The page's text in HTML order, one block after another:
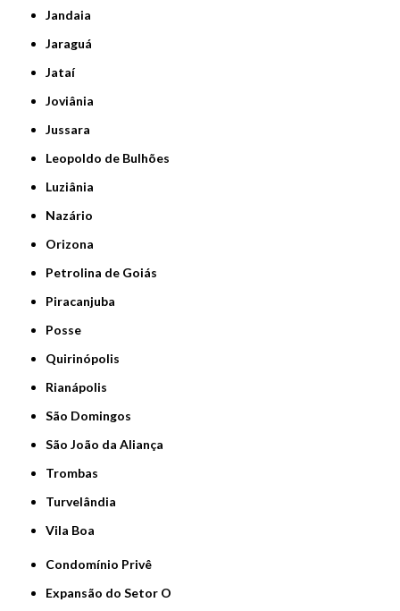
Jandaia
Jaraguá
Jataí
Joviânia
Jussara
Leopoldo de Bulhões
Luziânia
Nazário
Orizona
Petrolina de Goiás
Piracanjuba
Posse
Quirinópolis
Rianápolis
São Domingos
São João da Aliança
Trombas
Turvelândia
Vila Boa
Condomínio Privê
Expansão do Setor O